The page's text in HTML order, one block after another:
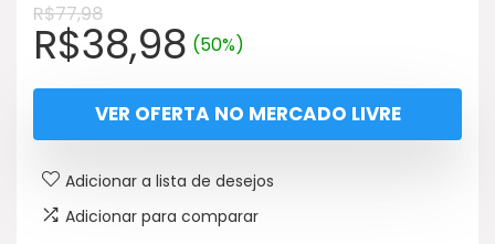
R$77,98
O
preço
original
era:
R$77,98.
R$38,98O
preço
atual
é:
R$38,98.
(50%)
VER OFERTA NO MERCADO LIVRE
Adicionar a lista de desejos
Adicionar para comparar